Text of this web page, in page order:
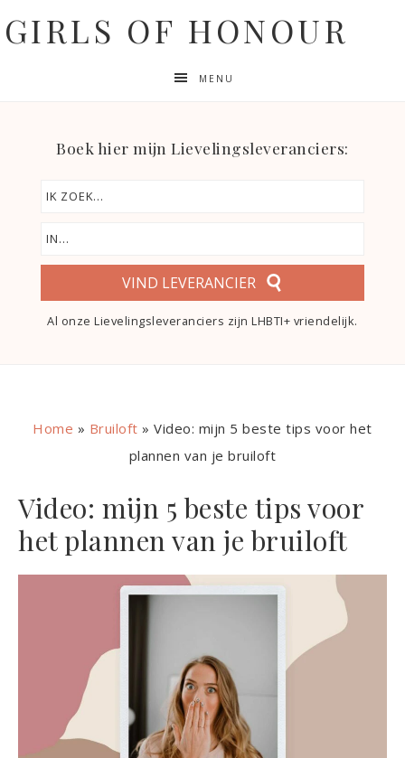
GIRLS OF HONOUR
MENU
Boek hier mijn Lievelingsleveranciers:
VIND LEVERANCIER
Al onze Lievelingsleveranciers zijn LHBTI+ vriendelijk.
Home » Bruiloft »Video: mijn 5 beste tips voor het
plannen van je bruiloft
Video: mijn 5 beste tips voor
het plannen van je bruiloft